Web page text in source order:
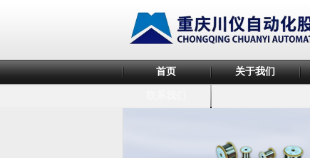
首页 关于我们